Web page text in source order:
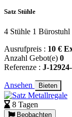
Satz Stühle
4 Stühle 1 Bürostuhl
Ausrufpreis : 10 €
Anzahl Gebot(e) 0
Referenze : J-
Ansehen Bieten
8 Tagen
Beobachten